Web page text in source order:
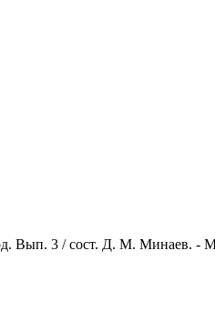
Вып. 3 / сост. Д. М. Минаев. -